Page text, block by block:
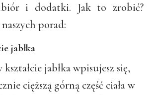
i dodatki. Jak to zrobić?
porad:
jabłka
jabłka wpisujesz się,
cięższą górną część ciała w